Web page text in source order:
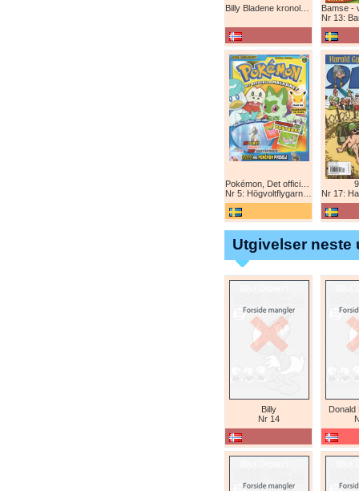
Nr 13: Bamse-
Nr 5: Högvoltflygarna mot Svart Rayquaza!
Nr 17: Harald
Utgivelser neste
Billy
Nr 14
Donald